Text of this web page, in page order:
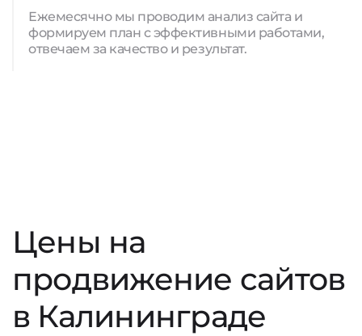
Ежемесячно мы проводим анализ сайта и
формируем план с эффективными работами,
отвечаем за качество и результат.
Цены на
продвижение сайтов
в Калининграде